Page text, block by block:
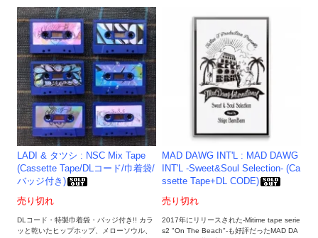
LADI & タツシ : NSC Mix Tape
(Cassette Tape/DLコード/巾着袋/
バッジ付き)
売り切れ
DLコード・特製巾着袋・バッジ付き!! カラ
ッと乾いたヒップホップ、メローソウル、
MAD DAWG INT'L : MAD DAWG
INT'L -Sweet&Soul Selection- (Ca
ssette Tape+DL CODE)
売り切れ
2017年にリリースされた-Mitime tape serie
s2 "On The Beach"-も好評だったMAD DA